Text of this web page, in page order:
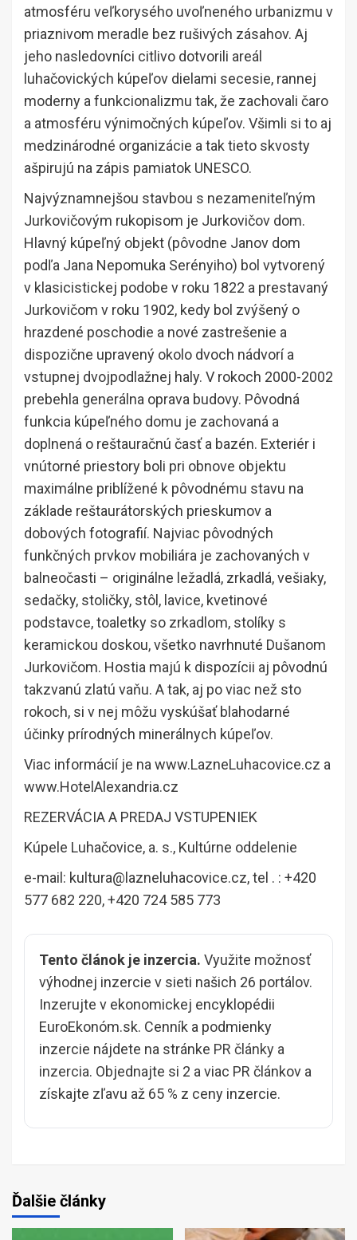
atmosféru veľkorysého uvoľneného urbanizmu v
priaznivom meradle bez rušivých zásahov. Aj
jeho nasledovníci citlivo dotvorili areál
luhačovických kúpeľov dielami secesie, rannej
moderny a funkcionalizmu tak, že zachovali čaro
a atmosféru výnimočných kúpeľov. Všimli si to aj
medzinárodné organizácie a tak tieto skvosty
ašpirujú na zápis pamiatok UNESCO.
Najvýznamnejšou stavbou s nezameniteľným
Jurkovičovým rukopisom je Jurkovičov dom.
Hlavný kúpeľný objekt (pôvodne Janov dom
podľa Jana Nepomuka Serényiho) bol vytvorený
v klasicistickej podobe v roku 1822 a prestavaný
Jurkovičom v roku 1902, kedy bol zvýšený o
hrazdené poschodie a nové zastrešenie a
dispozične upravený okolo dvoch nádvorí a
vstupnej dvojpodlažnej haly. V rokoch 2000-2002
prebehla generálna oprava budovy. Pôvodná
funkcia kúpeľného domu je zachovaná a
doplnená o reštauračnú časť a bazén. Exteriér i
vnútorné priestory boli pri obnove objektu
maximálne priblížené k pôvodnému stavu na
základe reštaurátorských prieskumov a
dobových fotografií. Najviac pôvodných
funkčných prvkov mobiliára je zachovaných v
balneočasti – originálne ležadlá, zrkadlá, vešiaky,
sedačky, stoličky, stôl, lavice, kvetinové
podstavce, toaletky so zrkadlom, stolíky s
keramickou doskou, všetko navrhnuté Dušanom
Jurkovičom. Hostia majú k dispozícii aj pôvodnú
takzvanú zlatú vaňu. A tak, aj po viac než sto
rokoch, si v nej môžu vyskúšať blahodarné
účinky prírodných minerálnych kúpeľov.
Viac informácií je na www.LazneLuhacovice.cz a
www.HotelAlexandria.cz
REZERVÁCIA A PREDAJ VSTUPENIEK
Kúpele Luhačovice, a. s., Kultúrne oddelenie
e-mail: kultura@lazneluhacovice.cz, tel . : +420
577 682 220, +420 724 585 773
Tento článok je inzercia. Využite možnosť
výhodnej inzercie v sieti našich 26 portálov.
Inzerujte v ekonomickej encyklopédii
EuroEkonóm.sk. Cenník a podmienky
inzercie nájdete na stránke PR články a
inzercia. Objednajte si 2 a viac PR článkov a
získajte zľavu až 65 % z ceny inzercie.
Ďalšie články